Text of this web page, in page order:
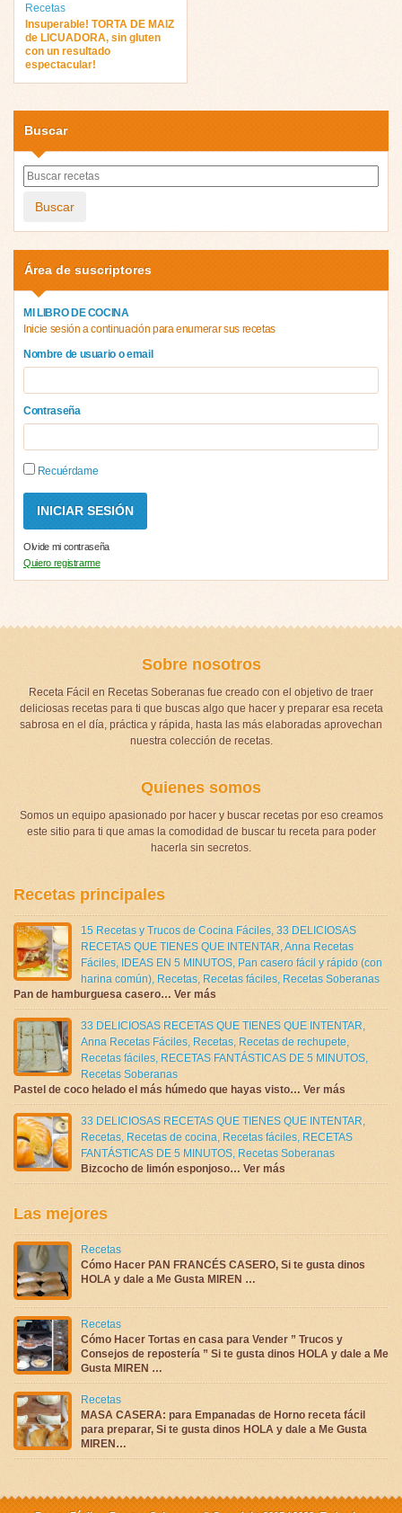
Recetas
Insuperable ! TORTA DE MAIZ
de LICUADORA, sin gluten
con un resultado
espectacular!
Buscar
Buscar
Área de suscriptores
MI LIBRO DE COCINA
Inicie sesión a continuación para enumerar sus recetas
Nombre de usuario o email
Contraseña
Recuérdame
Olvide mi contraseña
Quiero registrarme
Sobre nosotros
Receta Fácil en Recetas Soberanas fue creado con el objetivo de traer
deliciosas recetas para ti que buscas algo que hacer y preparar esa receta
sabrosa en el día, práctica y rápida, hasta las más elaboradas aprovechan
nuestra colección de recetas.
Quienes somos
Somos un equipo apasionado por hacer y buscar recetas por eso creamos
este sitio para ti que amas la comodidad de buscar tu receta para poder
hacerla sin secretos.
Recetas principales
15 Recetas y Trucos de Cocina Fáciles, 33 DELICIOSAS
RECETAS QUE TIENES QUE INTENTAR,Anna Recetas
Fáciles, IDEAS EN 5 MINUTOS, Pan casero fácil y rápido (con
harina común), Recetas, Recetas fáciles, Recetas Soberanas
Pan de hamburguesa casero… Ver más
33 DELICIOSAS RECETAS QUE TIENES QUE INTENTAR,
Anna Recetas Fáciles, Recetas, Recetas de rechupete,
Recetas fáciles, RECETAS FANTÁSTICAS DE 5 MINUTOS,
Recetas Soberanas
Pastel de coco helado el más húmedo que hayas visto… Ver más
33 DELICIOSAS RECETAS QUE TIENES QUE INTENTAR,
Recetas, Recetas de cocina, Recetas fáciles, RECETAS
FANTÁSTICAS DE 5 MINUTOS, Recetas Soberanas
Bizcocho de limón esponjoso… Ver más
Las mejores
Recetas
Cómo Hacer PAN FRANCÉS CASERO, Si te gusta dinos
HOLA y dale a Me Gusta MIREN …
Recetas
Cómo Hacer Tortas en casa para Vender ” Trucos y
Consejos de repostería ” Si te gusta dinos HOLA y dale a Me
Gusta MIREN …
Recetas
MASA CASERA: para Empanadas de Horno receta fácil
para preparar, Si te gusta dinos HOLA y dale a Me Gusta
MIREN…